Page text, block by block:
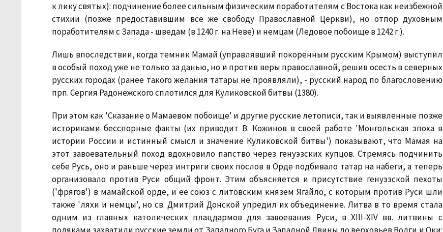
к лику святых): подчинение более сильным физическим поработителям с Востока как неизбежной
стихии (позже предоставившим все же свободу Православной Церкви), но отпор духовным
поработителям с Запада - шведам (в 1240 г. на Неве) и немцам (Ледовое побоище в 1242 г.).
Лишь впоследствии, когда темник Мамай (управлявший покоренным русским Крымом) выступил
в особый поход уже не только за данью, но и против веры православной, решив осесть в северных
русских городах (ранее такого желания татары не проявляли), - русский народ по благословению
прп. Сергия Радонежского сплотился для Куликовской битвы (1380).
При этом как 'Сказание о Мамаевом побоище' и другие русские летописи, так и выявленные позже
историками бесспорные факты (их приводит В. Кожинов в своей работе 'Монгольская эпоха в
истории России и истинный смысл и значение Куликовской битвы') показывают, что Мамая на
этот завоевательный поход вдохновило папство через генуэзских купцов. Стремясь подчинить
себе Русь, оно и раньше через интриги своих послов в Орде подбивало татар на набеги, а теперь
организовало против Руси общий фронт. Этим объясняется и присутствие генуэзской пехоты
('фрягов') в мамайской орде, и ее союз с литовским князем Ягайло, с которым против Руси шли
также 'ляхи и немцы', но св. Дмитрий Донской упредил их объединение. Литва в то время стала
одним из главных католических плацдармов для завоевания Руси, в XIII-XIV вв. литвины с